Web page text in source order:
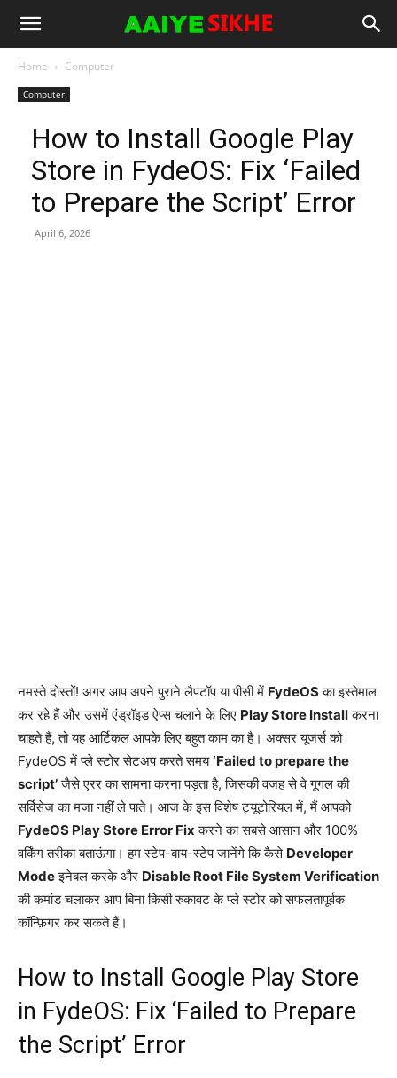
Home Computer
Computer
How to Install Google Play
Store in FydeOS: Fix ‘Failed
to Prepare the Script’ Error
April 6, 2026
नमस्ते दोस्तों! अगर आप अपने पुराने लैपटॉप या पीसी में FydeOSका इस्तेमाल
कर रहे हैं और उसमें एंड्रॉइड ऐप्स चलाने के लिए Play Store Installकरना
चाहते हैं, तो यह आर्टिकल आपके लिए बहुत काम का है। अक्सर यूजर्स को
FydeOS में प्ले स्टोर सेटअप करते समय‘Failed to prepare the
script’जैसे एरर का सामना करना पड़ता है, जिसकी वजह से वे गूगल की
सर्विसेज का मजा नहीं ले पाते। आज के इस विशेष ट्यूटोरियल में, मैं आपको
FydeOS Play Store Error Fix करने का सबसे आसान और 100%
वर्किंग तरीका बताऊंगा। हम स्टेप-बाय-स्टेप जानेंगे कि कैसे Developer
Modeइनेबल करके और Disable Root File System Verification
की कमांड चलाकर आप बिना किसी रुकावट के प्ले स्टोर को सफलतापूर्वक
कॉन्फ़िगर कर सकते हैं।
How to Install Google Play Store
in FydeOS: Fix ‘Failed to Prepare
the Script’ Error